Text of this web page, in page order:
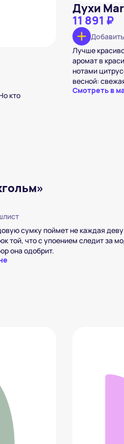
кто
Духи
11 891 ₽
Лучше
аромат в
нотами
весной:
Смотреть в
сумку поймет не каждая
той, что с упоением следит за
она одобрит.